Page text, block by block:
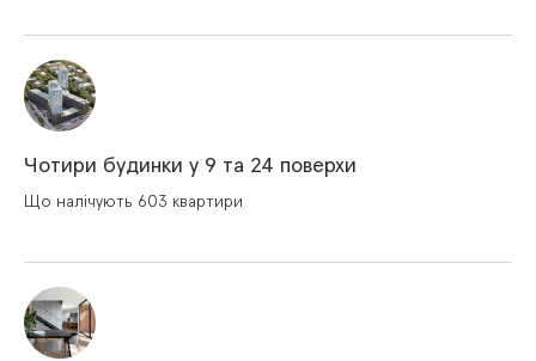
Чотири будинки у 9 та 24 поверхи
Що налічують 603 квартири